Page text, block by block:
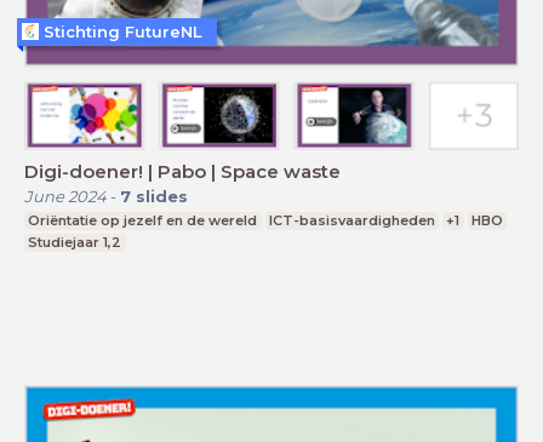
Digi-doener! | Pabo | Space waste
June 2024- 7 slides
Oriëntatie op jezelf en de wereld ICT-basisvaardigheden +1
HBO
Studiejaar 1,2
Stichting FutureNL